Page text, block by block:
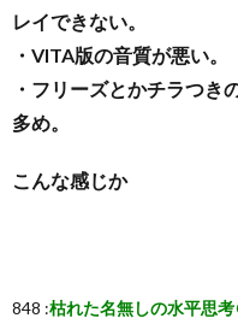
レイできない。
・VITA版の音質が悪い。
・フリーズとかチラつき
多め。
こんな感じか
848 :枯れた名無しの水平思